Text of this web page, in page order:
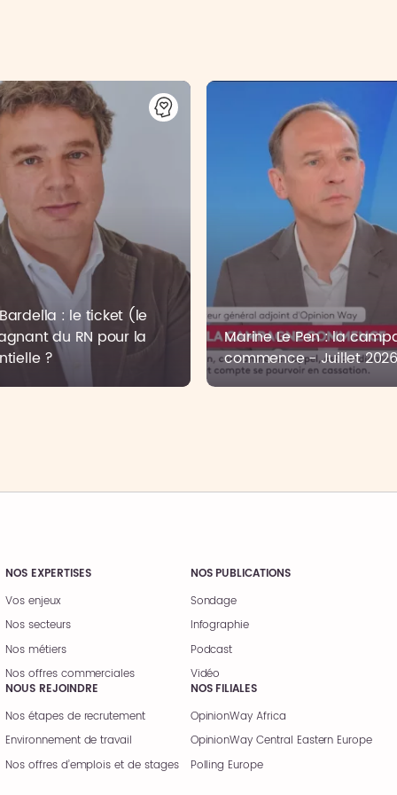
: le ticket (le
du RN pour la
?
Marine Le Pen : la
commence - Juillet 2026
NOS EXPERTISES
Vos enjeux
Nos secteurs
Nos métiers
Nos offres commerciales
NOS PUBLICATIONS
Sondage
Infographie
Podcast
Vidéo
NOUS REJOINDRE
Nos étapes de recrutement
Environnement de travail
Nos offres d’emplois et de stages
NOS FILIALES
OpinionWay Africa
OpinionWay Central Eastern Europe
Polling Europe